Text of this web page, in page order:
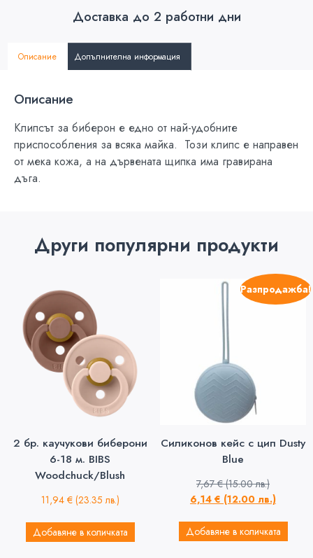
Доставка до 2 работни дни
Описание Допълнителна информация
Описание
Клипсът за биберон е едно от най-удобните
приспособления за всяка майка. Този клипс е направен
от мека кожа, а на дървената щипка има гравирана
дъга.
Други популярни продукти
2 бр. каучукови биберони
6-18 м. BIBS
Woodchuck/Blush
11,94 € (23.35 лв.)
Добавяне в количката
Разпродажба!
Силиконов кейс с цип Dusty
Blue
7,67€ (15.00 лв.)
6,14 € (12.00 лв.)
Добавяне в количката